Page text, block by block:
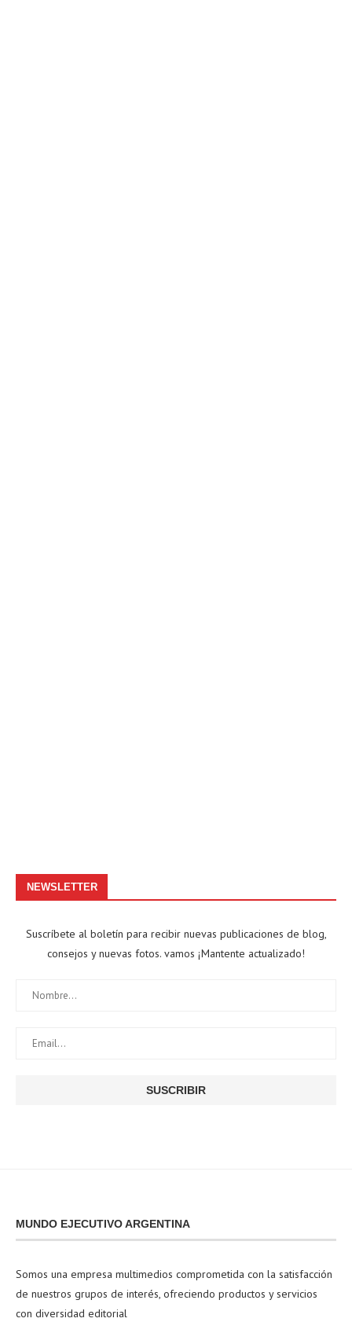
NEWSLETTER
Suscríbete al boletín para recibir nuevas publicaciones de blog,
consejos y nuevas fotos. vamos ¡Mantente actualizado!
MUNDO EJECUTIVO ARGENTINA
Somos una empresa multimedios comprometida con la satisfacción
de nuestros grupos de interés, ofreciendo productos y servicios
con diversidad editorial